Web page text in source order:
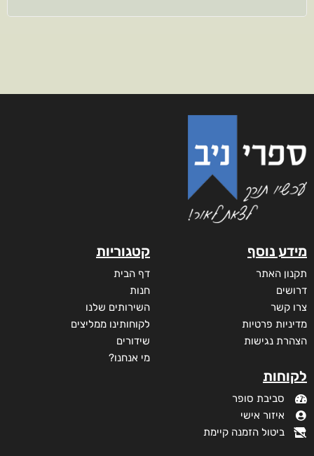
מידע נוסף
תקנון האתר
דרושים
צרו קשר
מדיניות פרטיות
הצהרת נגישות
לקוחות
סביבת סופר
איזור אישי
ביטול הזמנה קיימת
קטגוריות
דף הבית
חנות
השירותים שלנו
לקוחותינו ממליצים
שידורים
מי אנחנו?